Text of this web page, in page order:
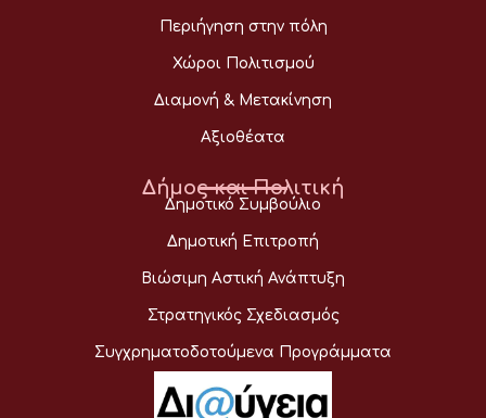
Περιήγηση στην πόλη
Χώροι Πολιτισμού
Διαμονή & Μετακίνηση
Αξιοθέατα
Δήμος και Πολιτική
Δημοτικό Συμβούλιο
Δημοτική Επιτροπή
Βιώσιμη Αστική Ανάπτυξη
Στρατηγικός Σχεδιασμός
Συγχρηματοδοτούμενα Προγράμματα